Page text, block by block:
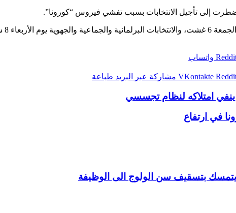
يوم الثلاثاء 5 أكتوبر.
واتساب
مشاركة عبر البريد طباعة
امتلاكه لنظام تجسسي
في ارتفاع
يتمسك بتسقيف سن الولوج الى الوظيفة